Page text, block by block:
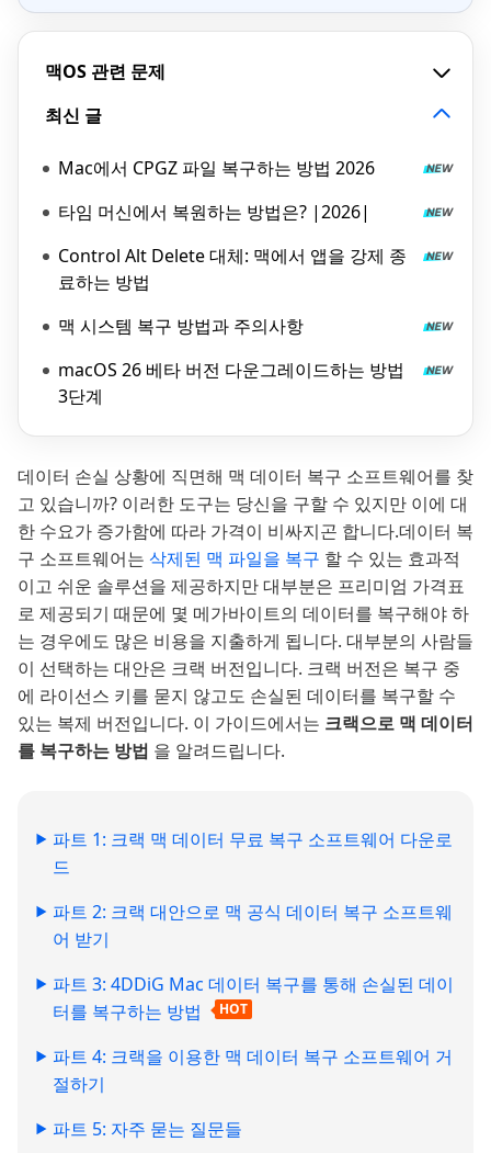
맥OS 관련 문제
최신 글
Mac에서 CPGZ 파일 복구하는 방법 2026
타임 머신에서 복원하는 방법은? |2026|
Control Alt Delete 대체: 맥에서 앱을 강제 종
료하는 방법
맥 시스템 복구 방법과 주의사항
macOS 26 베타 버전 다운그레이드하는 방법
3단계
데이터 손실 상황에 직면해 맥 데이터 복구 소프트웨어를 찾
고 있습니까? 이러한 도구는 당신을 구할 수 있지만 이에 대
한 수요가 증가함에 따라 가격이 비싸지곤 합니다.데이터 복
구 소프트웨어는 삭제된 맥 파일을 복구 할 수 있는 효과적
이고 쉬운 솔루션을 제공하지만 대부분은 프리미엄 가격표
로 제공되기 때문에 몇 메가바이트의 데이터를 복구해야 하
는 경우에도 많은 비용을 지출하게 됩니다. 대부분의 사람들
이 선택하는 대안은 크랙 버전입니다. 크랙 버전은 복구 중
에 라이선스 키를 묻지 않고도 손실된 데이터를 복구할 수
있는 복제 버전입니다. 이 가이드에서는 크랙으로 맥 데이터
를 복구하는 방법 을 알려드립니다.
파트 1: 크랙 맥 데이터 무료 복구 소프트웨어 다운로
드
파트 2: 크랙 대안으로 맥 공식 데이터 복구 소프트웨
어 받기
파트 3: 4DDiG Mac 데이터 복구를 통해 손실된 데이
터를 복구하는 방법
HOT
파트 4: 크랙을 이용한 맥 데이터 복구 소프트웨어 거
절하기
파트 5: 자주 묻는 질문들